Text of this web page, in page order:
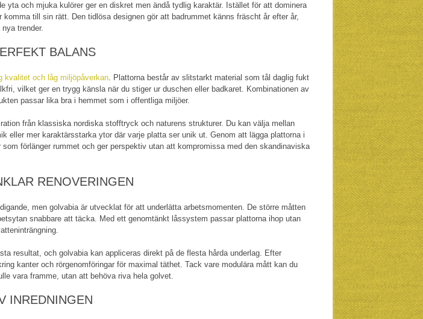
yta och mjuka kulörer ger en diskret men ändå tydlig karaktär. Istället för att dominera
komma till sin rätt. Den tidlösa designen gör att badrummet känns fräscht år efter år,
trender.
BALANS
kvalitet och låg miljöpåverkan . Plattorna består av slitstarkt material som tål daglig fukt
vilket ger en trygg känsla när du stiger ur duschen eller badkaret. Kombinationen av
passar lika bra i hemmet som i offentliga miljöer.
från klassiska nordiska stofftryck och naturens strukturer. Du kan välja mellan
eller mer karaktärsstarka ytor där varje platta ser unik ut. Genom att lägga plattorna i
förlänger rummet och ger perspektiv utan att kompromissa med den skandinaviska
RENOVERINGEN
men golvabia är utvecklat för att underlätta arbetsmomenten. De större måtten
snabbare att täcka. Med ett genomtänkt låssystem passar plattorna ihop utan
resultat, och golvabia kan appliceras direkt på de flesta hårda underlag. Efter
kanter och rörgenomföringar för maximal täthet. Tack vare modulära mått kan du
vara framme, utan att behöva riva hela golvet.
INREDNINGEN